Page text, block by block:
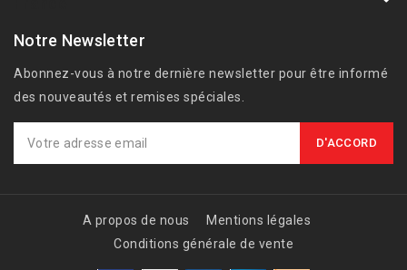
Notre Newsletter
Abonnez-vous à notre dernière newsletter pour être informé
des nouveautés et remises spéciales.
A propos de nous
Mentions légales
Conditions générale de vente